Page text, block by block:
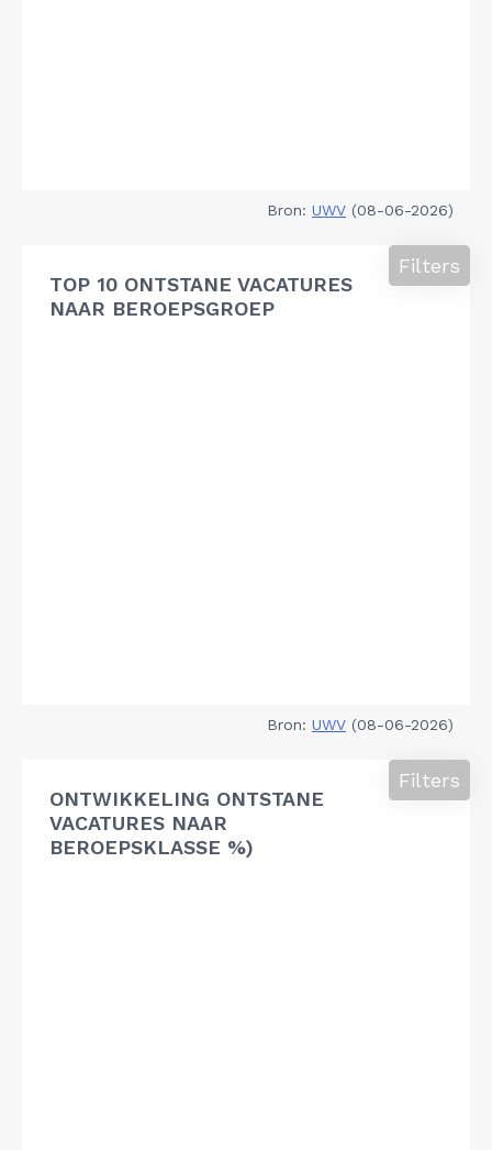
Bron: UWV (08-06-2026)
TOP 10 ONTSTANE VACATURES
NAAR BEROEPSGROEP
Filters
Bron: UWV (08-06-2026)
ONTWIKKELING ONTSTANE
VACATURES NAAR
BEROEPSKLASSE %)
Filters